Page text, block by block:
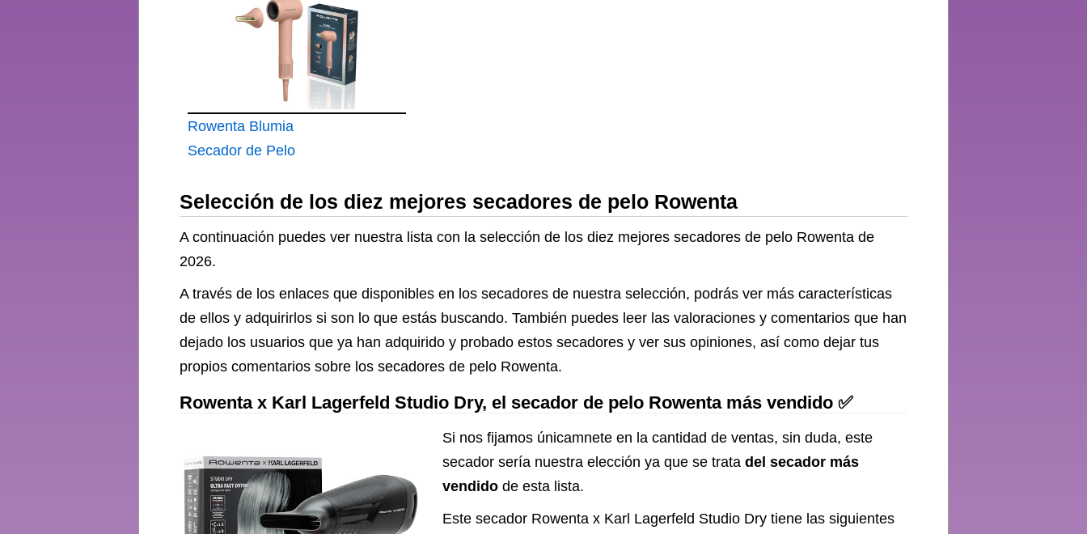
Rowenta Blumia
Secador de Pelo
350g HY5N11
Selección de los diez mejores secadores de pelo Rowenta
A continuación puedes ver nuestra lista con la selección de los diez mejores secadores de pelo Rowenta de
2026.
A través de los enlaces que disponibles en los secadores de nuestra selección, podrás ver más características
de ellos y adquirirlos si son lo que estás buscando. También puedes leer las valoraciones y comentarios que han
dejado los usuarios que ya han adquirido y probado estos secadores y ver sus opiniones, así como dejar tus
propios comentarios sobre los secadores de pelo Rowenta.
Rowenta x Karl Lagerfeld Studio Dry, el secador de pelo Rowenta más vendido ✅
Si nos fijamos únicamnete en la cantidad de ventas, sin duda, este
secador sería nuestra elección ya que se trata del secador más
vendido de esta lista.
Este secador Rowenta x Karl Lagerfeld Studio Dry tiene las siguientes